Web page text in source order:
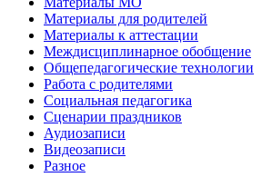
Материалы для родителей
Материалы к аттестации
Междисциплинарное обобщение
Общепедагогические технологии
Работа с родителями
Социальная педагогика
Сценарии праздников
Аудиозаписи
Видеозаписи
Разное